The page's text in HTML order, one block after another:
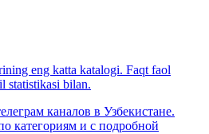
eng katta katalogi. Faqt faol
statistikasi bilan.
каналов в Узбекистане.
категориям и с подробной